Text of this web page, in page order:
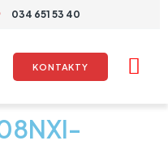
034 651 53 40
KONTAKTY